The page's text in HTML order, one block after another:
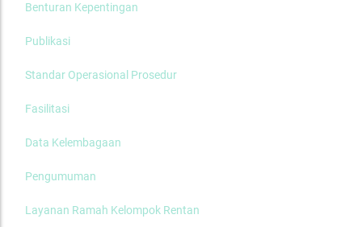
Benturan Kepentingan
Publikasi
Standar Operasional Prosedur
Fasilitasi
Data Kelembagaan
Pengumuman
Layanan Ramah Kelompok Rentan